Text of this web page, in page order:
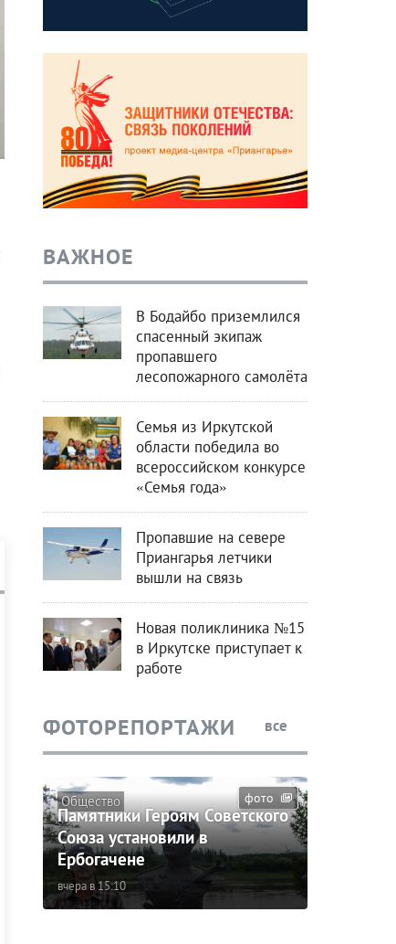
ВАЖНОЕ
В Бодайбо приземлился
спасенный экипаж
пропавшего
лесопожарного самолёта
Семья из Иркутской
области победила во
всероссийском конкурсе
«Семья года»
Пропавшие на севере
Приангарья летчики
вышли на связь
Новая поликлиника №15
в Иркутске приступает к
работе
ФОТОРЕПОРТАЖИ все
фото
Общество
Памятники Героям Советского
Союза установили в
Ербогачене
вчера в 15:10